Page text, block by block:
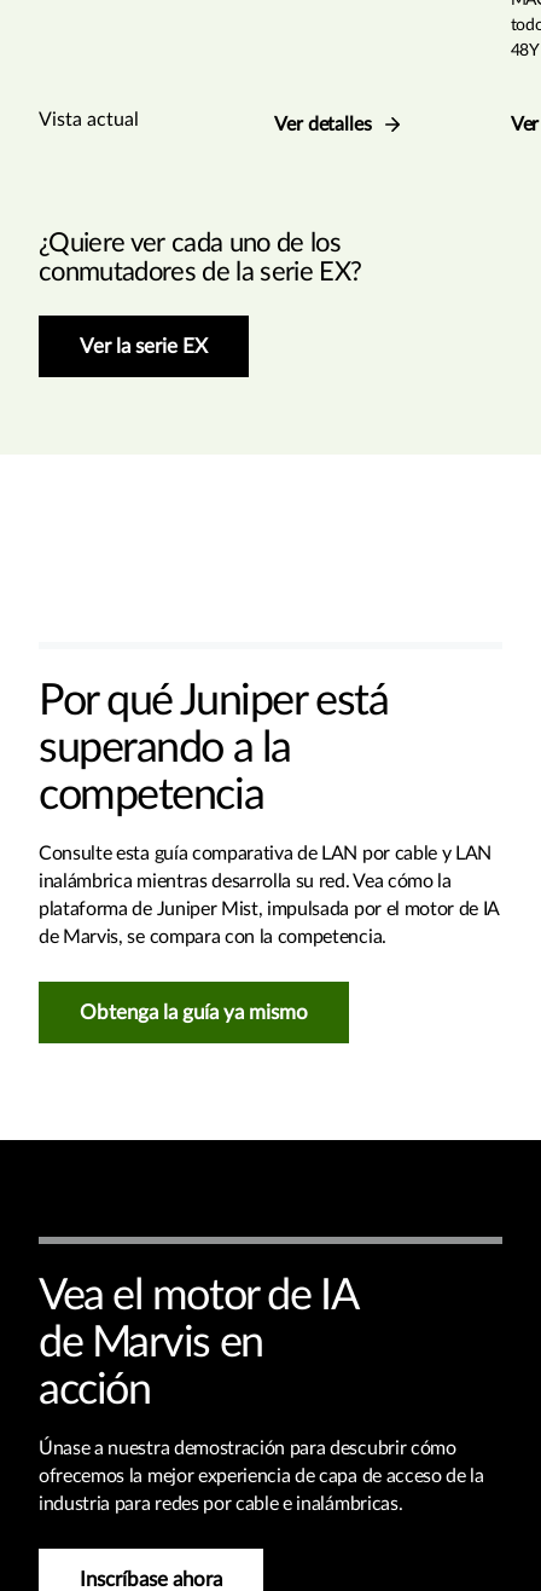
Vista actual Ver detalles
¿Quiere ver cada uno de los
conmutadores de la serie EX?
Ver la serie EX
Por qué Juniper está
superando a la
competencia
Consulte esta guía comparativa de LAN por cable y LAN
inalámbrica mientras desarrolla su red. Vea cómo la
plataforma de Juniper Mist, impulsada por el motor de IA
de Marvis, se compara con la competencia.
Obtenga la guía ya mismo
Vea el motor de IA
de Marvis en
acción
Únase a nuestra demostración para descubrir cómo
ofrecemos la mejor experiencia de capa de acceso de la
industria para redes por cable e inalámbricas.
Inscríbase ahora